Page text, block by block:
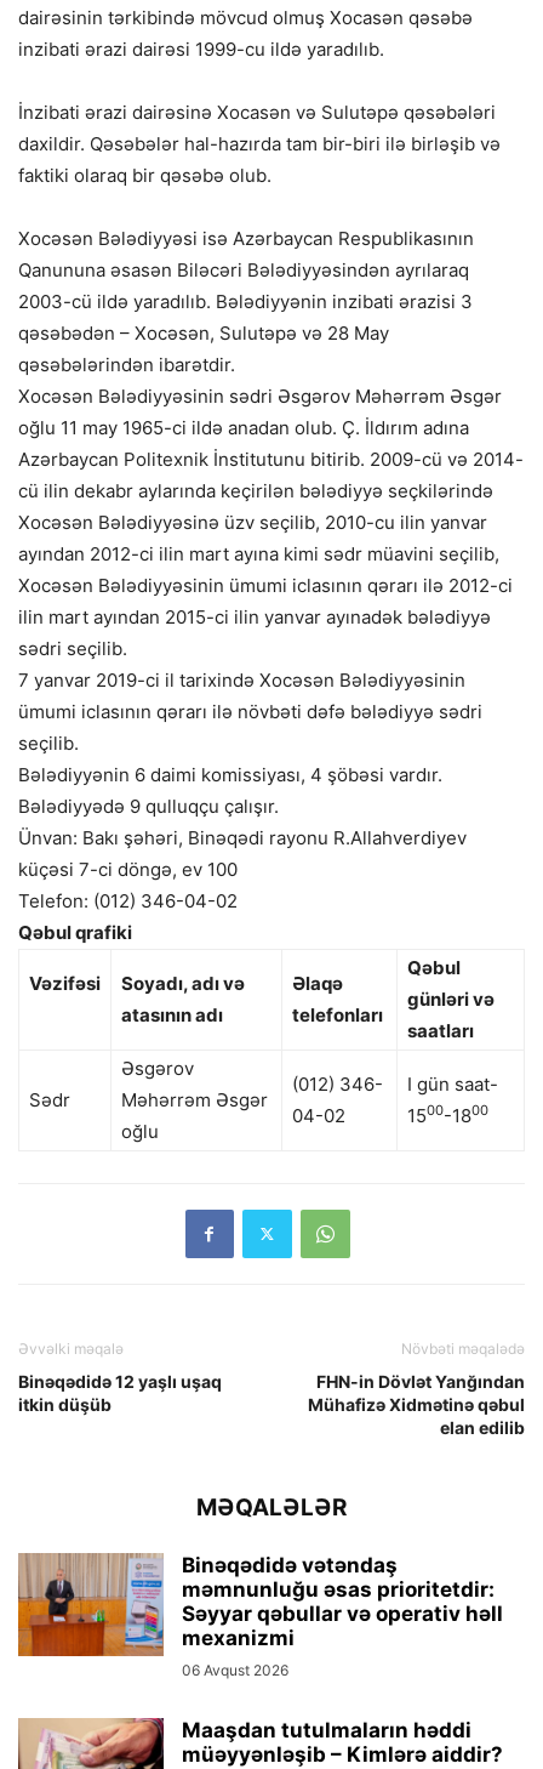
dairəsinin tərkibində mövcud olmuş Xocasən qəsəbə
inzibati ərazi dairəsi 1999-cu ildə yaradılıb.
İnzibati ərazi dairəsinə Xocasən və Sulutəpə qəsəbələri
daxildir. Qəsəbələr hal-hazırda tam bir-biri ilə birləşib və
faktiki olaraq bir qəsəbə olub.
Xocəsən Bələdiyyəsi isə Azərbaycan Respublikasının
Qanununa əsasən Biləcəri Bələdiyyəsindən ayrılaraq
2003-cü ildə yaradılıb. Bələdiyyənin inzibati ərazisi 3
qəsəbədən – Xocəsən, Sulutəpə və 28 May
qəsəbələrindən ibarətdir.
Xocəsən Bələdiyyəsinin sədri Əsgərov Məhərrəm Əsgər
oğlu 11 may 1965-ci ildə anadan olub. Ç. İldırım adına
Azərbaycan Politexnik İnstitutunu bitirib. 2009-cü və 2014-
cü ilin dekabr aylarında keçirilən bələdiyyə seçkilərində
Xocəsən Bələdiyyəsinə üzv seçilib, 2010-cu ilin yanvar
ayından 2012-ci ilin mart ayına kimi sədr müavini seçilib,
Xocəsən Bələdiyyəsinin ümumi iclasının qərarı ilə 2012-ci
ilin mart ayından 2015-ci ilin yanvar ayınadək bələdiyyə
sədri seçilib.
7 yanvar 2019-ci il tarixində Xocəsən Bələdiyyəsinin
ümumi iclasının qərarı ilə növbəti dəfə bələdiyyə sədri
seçilib.
Bələdiyyənin 6 daimi komissiyası, 4 şöbəsi vardır.
Bələdiyyədə 9 qulluqçu çalışır.
Ünvan: Bakı şəhəri, Binəqədi rayonu R.Allahverdiyev
küçəsi 7-ci döngə, ev 100
Telefon: (012) 346-04-02
Qəbul qrafiki
Vəzifəsi
Soyadı, adı və
atasının adı
Əlaqə
telefonları
Qəbul
günləri və
saatları
Sədr
Əsgərov
Məhərrəm Əsgər
oğlu
(012) 346-
04-02
I gün saat-
1500-1800
Əvvəlki məqalə
Binəqədidə 12 yaşlı uşaq
itkin düşüb
Növbəti məqalədə
FHN-in Dövlət Yanğından
Mühafizə Xidmətinə qəbul
elan edilib
MƏQALƏLƏR
Binəqədidə vətəndaş
məmnunluğu əsas prioritetdir:
Səyyar qəbullar və operativ həll
mexanizmi
06 Avqust 2026
Maaşdan tutulmaların həddi
müəyyənləşib – Kimlərə aiddir?